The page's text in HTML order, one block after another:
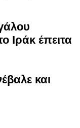
Ιράκ έπειτα
και